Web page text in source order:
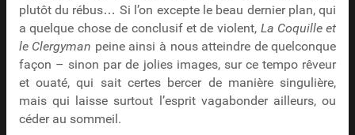
plutôt du rébus… Si l’on excepte le beau dernier plan, qui
a quelque chose de conclusif et de violent, La Coquille et
le Clergyman peine ainsi à nous atteindre de quelconque
façon – sinon par de jolies images, sur ce tempo rêveur
et ouaté, qui sait certes bercer de manière singulière,
mais qui laisse surtout l’esprit vagabonder ailleurs, ou
céder au sommeil.